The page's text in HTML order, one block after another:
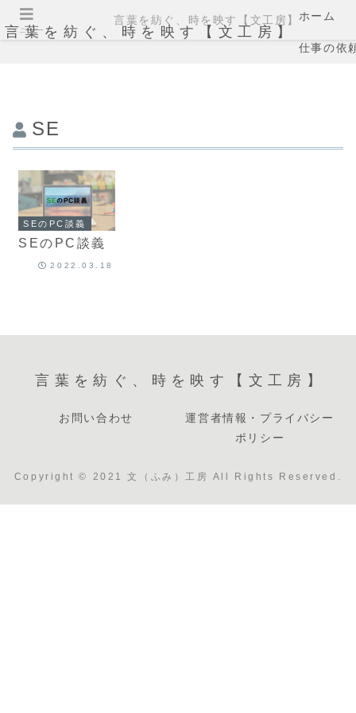
言葉を紡ぐ、時を映す【文工房】
ホーム
仕事の依
SE
SEのPC談義
SEのPC談義
2022.03.18
言葉を紡ぐ、時を映す【文工房】
お問い合わせ
運営者情報・プライバシー
ポリシー
Copyright © 2021 文（ふみ）工房 All Rights Reserved.
メニュー
言葉を紡ぐ、時を映す【文工房】